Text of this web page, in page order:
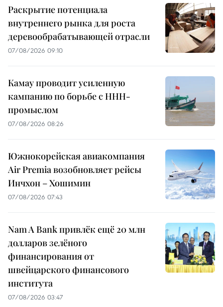
Раскрытие потенциала
внутреннего рынка для роста
деревообрабатывающей отрасли
07/08/2026 09:10
Камау проводит усиленную
кампанию по борьбе с ННН-
промыслом
07/08/2026 08:26
Южнокорейская авиакомпания
Air Premia возобновляет рейсы
Инчхон – Хошимин
07/08/2026 07:43
Nam A Bank привлёк ещё 20 млн
долларов зелёного
финансирования от
швейцарского финансового
института
07/08/2026 03:47